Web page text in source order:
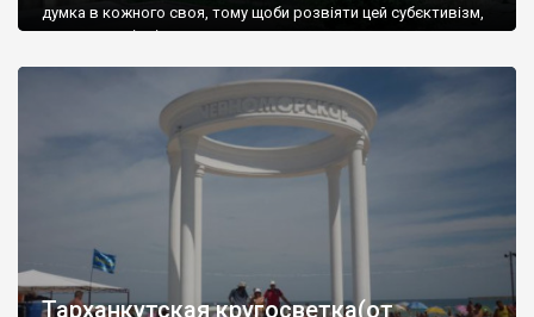
думка в кожного своя, тому щоби розвіяти цей субєктивізм,
запрошую відвідати це
Тарханкутская кругосветка(от